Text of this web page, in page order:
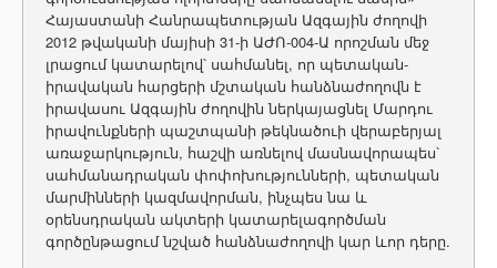
Հայաստանի Հանրապետության Ազգային ժողովի
2012 թվականի մայիսի 31-ի ԱԺՈ-004-Ա որոշման մեջ
լրացում կատարելով՝ սահմանել, որ պետական-
իրավական հարցերի մշտական հանձնաժողովն է
իրավասու Ազգային ժողովին ներկայացնել Մարդու
իրավունքների պաշտպանի թեկնածուի վերաբերյալ
առաջարկություն, հաշվի առնելով մասնավորապես՝
սահմանադրական փոփոխությունների, պետական
մարմինների կազմավորման, ինչպես նա և
օրենսդրական ակտերի կատարելագործման
գործընթացում նշված հանձնաժողովի կար ևոր դերը.